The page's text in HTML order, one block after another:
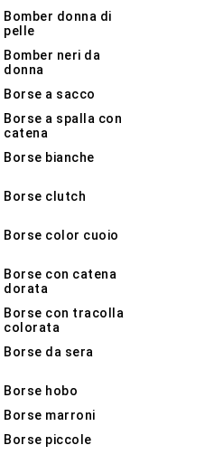
Bomber donna di
pelle
Bomber neri da
donna
Borse a sacco
Borse a spalla con
catena
Borse bianche
Borse clutch
Borse color cuoio
Borse con catena
dorata
Borse con tracolla
colorata
Borse da sera
Borse hobo
Borse marroni
Borse piccole